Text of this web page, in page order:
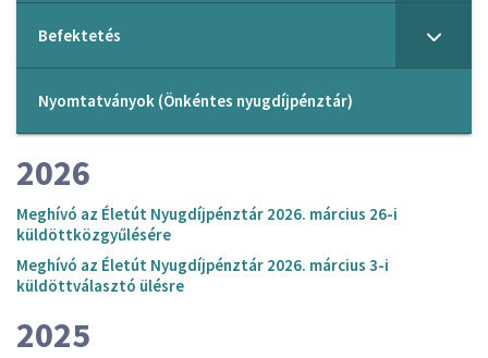
Befektetés
Nyomtatványok (Önkéntes nyugdíjpénztár)
2026
Meghívó az Életút Nyugdíjpénztár 2026. március 26-i
küldöttközgyűlésére
Meghívó az Életút Nyugdíjpénztár 2026. március 3-i
küldöttválasztó ülésre
2025